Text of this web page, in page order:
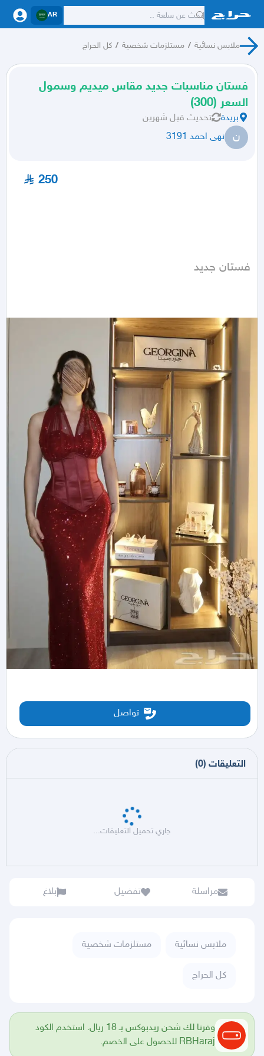
AR
ملابس نسائية / مستلزمات شخصية / كل الحراج
فستان مناسبات جديد مقاس ميديم وسمول
السعر (300)
بريدة تحديث قبل شهرين
ن نهى احمد 3191
250
فستان جديد
تواصل
التعليقات (
0
)
جاري تحميل التعليقات...
مراسلة تفضيل بلاغ
ملابس نسائية مستلزمات شخصية
كل الحراج
وفرنا لك شحن ريدبوكس بـ 18 ريال. استخدم الكود
RBHaraj للحصول على الخصم.